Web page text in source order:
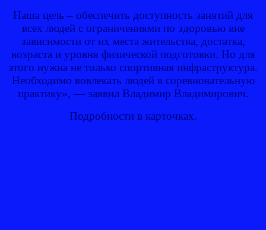
Наша цель – обеспечить доступность занятий для
всех людей с ограничениями по здоровью вне
зависимости от их места жительства, достатка,
возраста и уровня физической подготовки. Но для
этого нужна не только спортивная инфраструктура.
Необходимо вовлекать людей в соревновательную
практику», — заявил Владимир Владимирович.
Подробности в карточках.